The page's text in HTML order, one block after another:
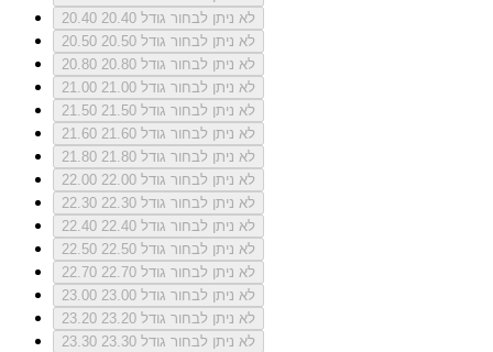
20.40
לא ניתן לבחור גודל 20.40
20.50
לא ניתן לבחור גודל 20.50
20.80
לא ניתן לבחור גודל 20.80
21.00
לא ניתן לבחור גודל 21.00
21.50
לא ניתן לבחור גודל 21.50
21.60
לא ניתן לבחור גודל 21.60
21.80
לא ניתן לבחור גודל 21.80
22.00
לא ניתן לבחור גודל 22.00
22.30
לא ניתן לבחור גודל 22.30
22.40
לא ניתן לבחור גודל 22.40
22.50
לא ניתן לבחור גודל 22.50
22.70
לא ניתן לבחור גודל 22.70
23.00
לא ניתן לבחור גודל 23.00
23.20
לא ניתן לבחור גודל 23.20
23.30
לא ניתן לבחור גודל 23.30